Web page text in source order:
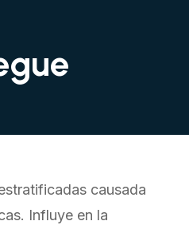
causada
Influye en la